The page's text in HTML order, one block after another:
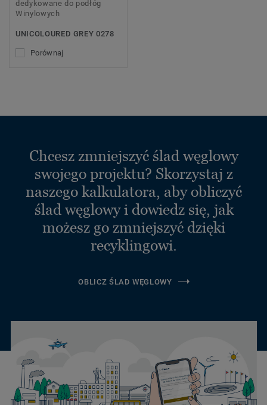
dedykowane do podłóg
Winylowych
UNICOLOURED GREY 0278
Porównaj
Chcesz zmniejszyć ślad węglowy
swojego projektu? Skorzystaj z
naszego kalkulatora, aby obliczyć
ślad węglowy i dowiedz się, jak
możesz go zmniejszyć dzięki
recyklingowi.
OBLICZ ŚLAD WĘGLOWY